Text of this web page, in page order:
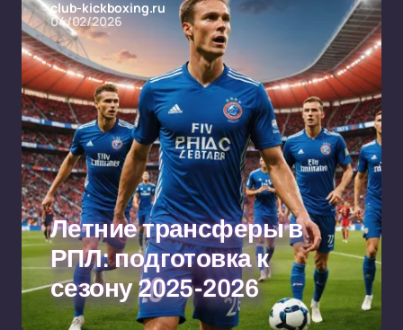
club-kickboxing.ru
04/02/2026
Летние трансферы в
РПЛ: подготовка к
сезону 2025-2026